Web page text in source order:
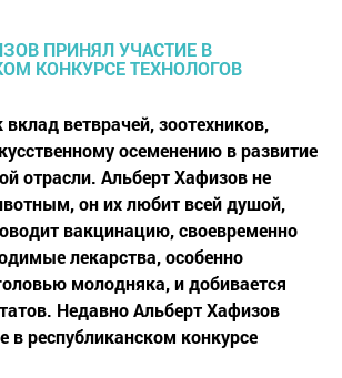
ветврачей, зоотехников,
осеменению в развитие
отрасли. Альберт Хафизов не
он их любит всей душой,
вакцинацию, своевременно
лекарства, особенно
молодняка, и добивается
Недавно Альберт Хафизов
в республиканском конкурсе